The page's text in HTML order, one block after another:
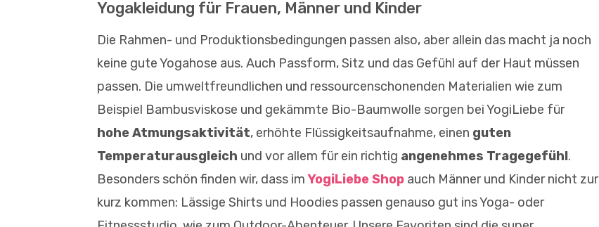
Yogakleidung für Frauen, Männer und Kinder
Die Rahmen- und Produktionsbedingungen passen also, aber allein das macht ja noch
keine gute Yogahose aus. Auch Passform, Sitz und das Gefühl auf der Haut müssen
passen. Die umweltfreundlichen und ressourcenschonenden Materialien wie zum
Beispiel Bambusviskose und gekämmte Bio-Baumwolle sorgen bei YogiLiebe für
hohe Atmungsaktivität, erhöhte Flüssigkeitsaufnahme, einen guten
Temperaturausgleich und vor allem für ein richtig angenehmes Tragegefühl.
Besonders schön finden wir, dass im YogiLiebe Shop auch Männer und Kinder nicht zur
kurz kommen: Lässige Shirts und Hoodies passen genauso gut ins Yoga- oder